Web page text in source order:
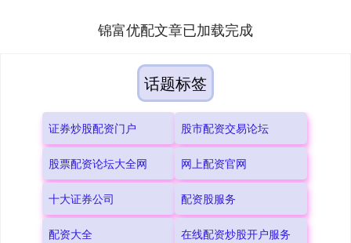
锦富优配文章已加载完成
话题标签
证券炒股配资门户 股市配资交易论坛
股票配资论坛大全网 网上配资官网
十大证券公司 配资股服务
配资大全 在线配资炒股开户服务